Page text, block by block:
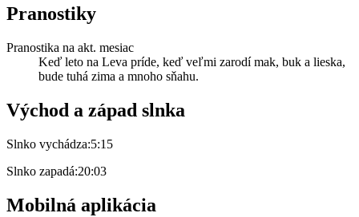
Pranostiky
Pranostika na akt. mesiac
Keď leto na Leva príde, keď veľmi zarodí mak, buk a lieska,
bude tuhá zima a mnoho sňahu.
Východ a západ slnka
Slnko vychádza:5:15
Slnko zapadá:20:03
Mobilná aplikácia